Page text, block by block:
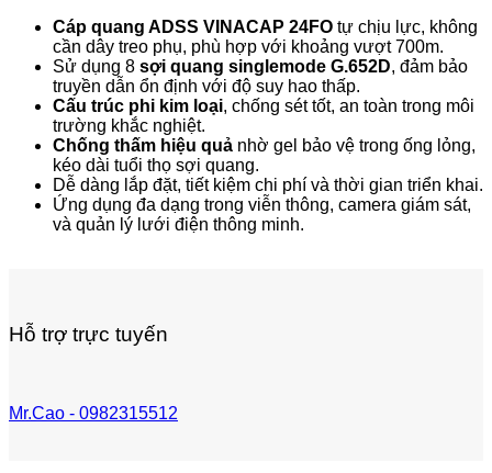
Cáp quang ADSS VINACAP 24FO tự chịu lực, không
cần dây treo phụ, phù hợp với khoảng vượt 700m.
Sử dụng 8 sợi quang singlemode G.652D, đảm bảo
truyền dẫn ổn định với độ suy hao thấp.
Cấu trúc phi kim loại, chống sét tốt, an toàn trong môi
trường khắc nghiệt.
Chống thấm hiệu quả nhờ gel bảo vệ trong ống lỏng,
kéo dài tuổi thọ sợi quang.
Dễ dàng lắp đặt, tiết kiệm chi phí và thời gian triển khai.
Ứng dụng đa dạng trong viễn thông, camera giám sát,
và quản lý lưới điện thông minh.
Hỗ trợ trực tuyến
Mr.Cao - 0982315512